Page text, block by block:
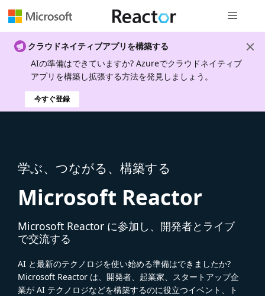
クラウドネイティブアプリを構築する
AIの準備はできていますか? Azureでクラウドネイティブ
アプリを構築し拡張する方法を発見しましょう。
今すぐ登録
学ぶ、つながる、構築する
Microsoft Reactor
Microsoft Reactor に参加し、開発者とライブ
で交流する
AI と最新のテクノロジを使い始める準備はできましたか?
Microsoft Reactor は、開発者、起業家、スタートアップ企
業が AI テクノロジなどを構築するのに役立つイベント、ト